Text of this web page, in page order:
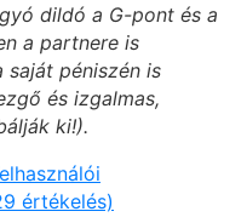
dildó a G-pont és a
a partnere is
saját péniszén is
és izgalmas,
ki!).
értékelés)